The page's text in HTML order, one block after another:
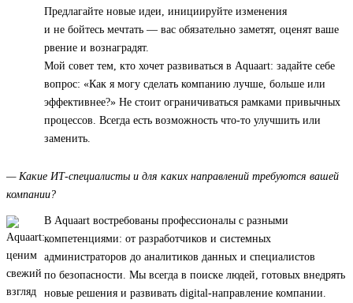
Предлагайте новые идеи, инициируйте изменения
и не бойтесь мечтать — вас обязательно заметят, оценят ваше
рвение и вознаградят.
Мой совет тем, кто хочет развиваться в Aquaart: задайте себе
вопрос: «Как я могу сделать компанию лучше, больше или
эффективнее?» Не стоит ограничиваться рамками привычных
процессов. Всегда есть возможность что-то улучшить или
заменить.
— Какие ИТ-специалисты и для каких направлений требуются вашей
компании?
В Aquaart востребованы профессионалы с разными
компетенциями: от разработчиков и системных
администраторов до аналитиков данных и специалистов
по безопасности. Мы всегда в поиске людей, готовых внедрять
новые решения и развивать digital-направление компании.